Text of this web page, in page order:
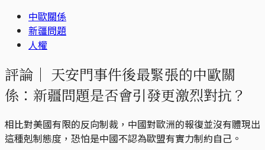
中歐關係
新疆問題
人權
評論｜ 天安門事件後最緊張的中歐關
係：新疆問題是否會引發更激烈對抗？
相比對美國有限的反向制裁，中國對歐洲的報復並沒有體現出
這種剋制態度，恐怕是中國不認為歐盟有實力制約自己。